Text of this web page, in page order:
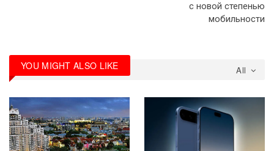
с новой степенью
мобильности
All
YOU MIGHT ALSO LIKE